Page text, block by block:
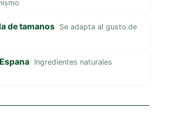
de tamanos Se adapta al gusto de
Ingredientes naturales